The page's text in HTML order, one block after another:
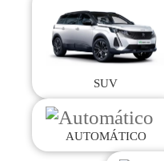
SUV
AUTOMÁTICO